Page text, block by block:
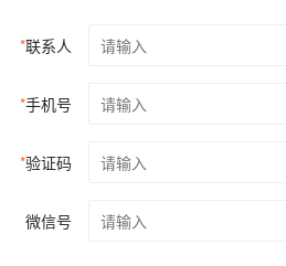
*联系人
*手机号
*验证码
微信号